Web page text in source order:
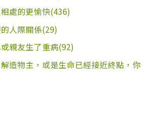
處的更愉快(436)
人際關係(29)
親友生了重病(92)
造物主，或是生命已經接近終點，你